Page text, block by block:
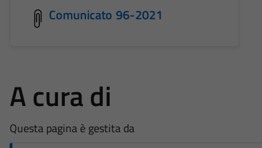
Comunicato 96-2021
A cura di
Questa pagina è gestita da